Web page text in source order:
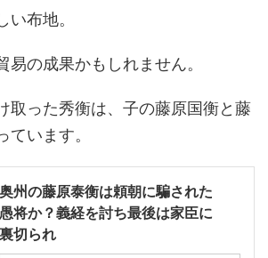
い布地。
易の成果かもしれません。
取った秀衡は、子の藤原国衡と藤
ています。
奥州の藤原泰衡は頼朝に騙された
愚将か？義経を討ち最後は家臣に
裏切られ